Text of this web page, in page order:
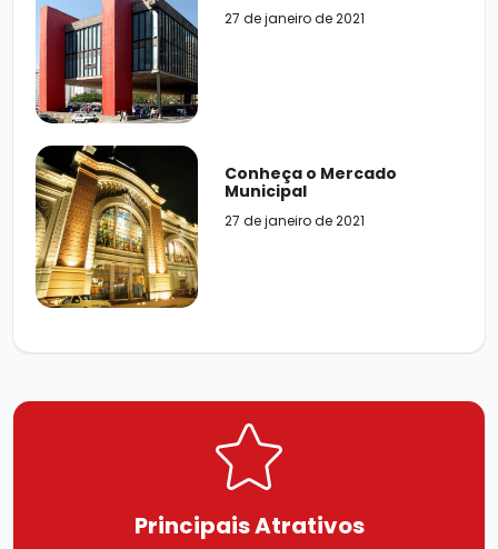
27 de janeiro de 2021
Conheça o Mercado
Municipal
27 de janeiro de 2021
PrincipaisAtrativos